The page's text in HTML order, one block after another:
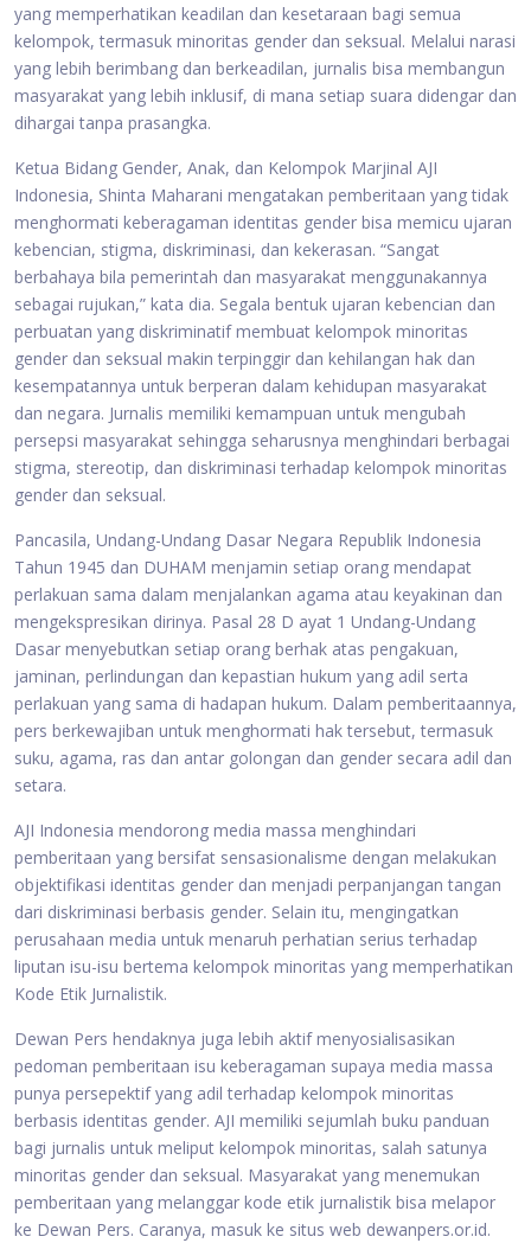
yang memperhatikan keadilan dan kesetaraan bagi semua
kelompok, termasuk minoritas gender dan seksual. Melalui narasi
yang lebih berimbang dan berkeadilan, jurnalis bisa membangun
masyarakat yang lebih inklusif, di mana setiap suara didengar dan
dihargai tanpa prasangka.
Ketua Bidang Gender, Anak, dan Kelompok Marjinal AJI
Indonesia, Shinta Maharani mengatakan pemberitaan yang tidak
menghormati keberagaman identitas gender bisa memicu ujaran
kebencian, stigma, diskriminasi, dan kekerasan. “Sangat
berbahaya bila pemerintah dan masyarakat menggunakannya
sebagai rujukan,” kata dia. Segala bentuk ujaran kebencian dan
perbuatan yang diskriminatif membuat kelompok minoritas
gender dan seksual makin terpinggir dan kehilangan hak dan
kesempatannya untuk berperan dalam kehidupan masyarakat
dan negara. Jurnalis memiliki kemampuan untuk mengubah
persepsi masyarakat sehingga seharusnya menghindari berbagai
stigma, stereotip, dan diskriminasi terhadap kelompok minoritas
gender dan seksual.
Pancasila, Undang-Undang Dasar Negara Republik Indonesia
Tahun 1945 dan DUHAM menjamin setiap orang mendapat
perlakuan sama dalam menjalankan agama atau keyakinan dan
mengekspresikan dirinya. Pasal 28 D ayat 1 Undang-Undang
Dasar menyebutkan setiap orang berhak atas pengakuan,
jaminan, perlindungan dan kepastian hukum yang adil serta
perlakuan yang sama di hadapan hukum. Dalam pemberitaannya,
pers berkewajiban untuk menghormati hak tersebut, termasuk
suku, agama, ras dan antar golongan dan gender secara adil dan
setara.
AJI Indonesia mendorong media massa menghindari
pemberitaan yang bersifat sensasionalisme dengan melakukan
objektifikasi identitas gender dan menjadi perpanjangan tangan
dari diskriminasi berbasis gender. Selain itu, mengingatkan
perusahaan media untuk menaruh perhatian serius terhadap
liputan isu-isu bertema kelompok minoritas yang memperhatikan
Kode Etik Jurnalistik.
Dewan Pers hendaknya juga lebih aktif menyosialisasikan
pedoman pemberitaan isu keberagaman supaya media massa
punya persepektif yang adil terhadap kelompok minoritas
berbasis identitas gender. AJI memiliki sejumlah buku panduan
bagi jurnalis untuk meliput kelompok minoritas, salah satunya
minoritas gender dan seksual. Masyarakat yang menemukan
pemberitaan yang melanggar kode etik jurnalistik bisa melapor
ke Dewan Pers. Caranya, masuk ke situs web dewanpers.or.id.